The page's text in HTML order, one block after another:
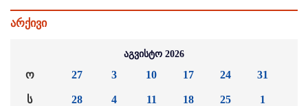
არქივი
აგვისტო 2026
ო
ს
27
28
3
4
10
11
17
18
24
25
31
1